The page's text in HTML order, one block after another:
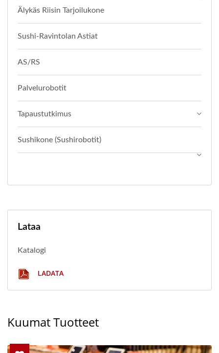
Älykäs Riisin Tarjoilukone
Sushi-Ravintolan Astiat
AS/RS
Palvelurobotit
Tapaustutkimus
Sushikone (sushirobotit)
Lataa
Katalogi
LADATA
Kuumat Tuotteet